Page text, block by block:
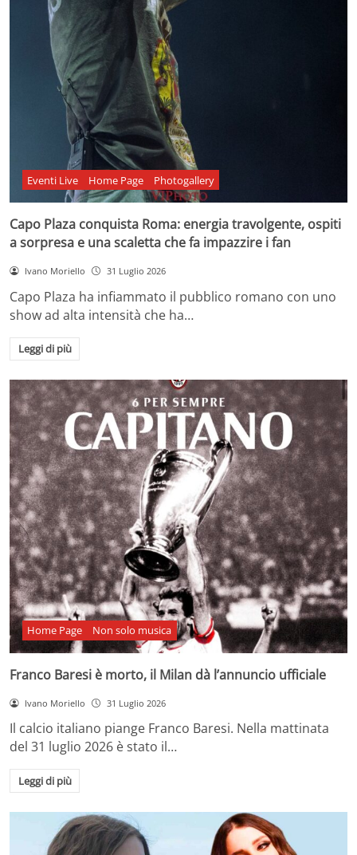
Eventi Live Home Page Photogallery
Capo Plaza conquista Roma: energia travolgente, ospiti
a sorpresa e una scaletta che fa impazzire i fan
Ivano Moriello 31 Luglio 2026
Capo Plaza ha infiammato il pubblico romano con uno
show ad alta intensità che ha…
Leggi di più
Home Page Non solo musica
Franco Baresi è morto, il Milan dà l’annuncio ufficiale
Ivano Moriello 31 Luglio 2026
Il calcio italiano piange Franco Baresi. Nella mattinata
del 31 luglio 2026 è stato il…
Leggi di più